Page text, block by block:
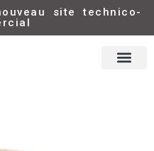
site technico-